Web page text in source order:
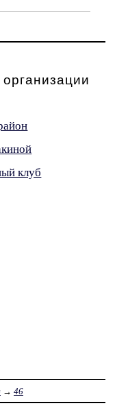
клуб
→ 46